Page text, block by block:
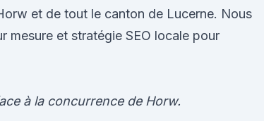
et de tout le canton de Lucerne. Nous
mesure et stratégie SEO locale pour
à la concurrence de Horw.